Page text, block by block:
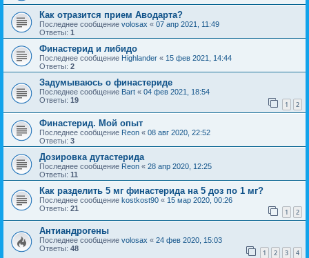
Как отразится прием Аводарта?
Последнее сообщение volosax « 07 апр 2021, 11:49
Ответы: 1
Финастерид и либидо
Последнее сообщение Highlander « 15 фев 2021, 14:44
Ответы: 2
Задумываюсь о финастериде
Последнее сообщение Bart « 04 фев 2021, 18:54
Ответы: 19 1 2
Финастерид. Мой опыт
Последнее сообщение Reon « 08 авг 2020, 22:52
Ответы: 3
Дозировка дутастерида
Последнее сообщение Reon « 28 апр 2020, 12:25
Ответы: 11
Как разделить 5 мг финастерида на 5 доз по 1 мг?
Последнее сообщение kostkost90 « 15 мар 2020, 00:26
Ответы: 21 1 2
Антиандрогены
Последнее сообщение volosax « 24 фев 2020, 15:03
Ответы: 48 1 2 3 4